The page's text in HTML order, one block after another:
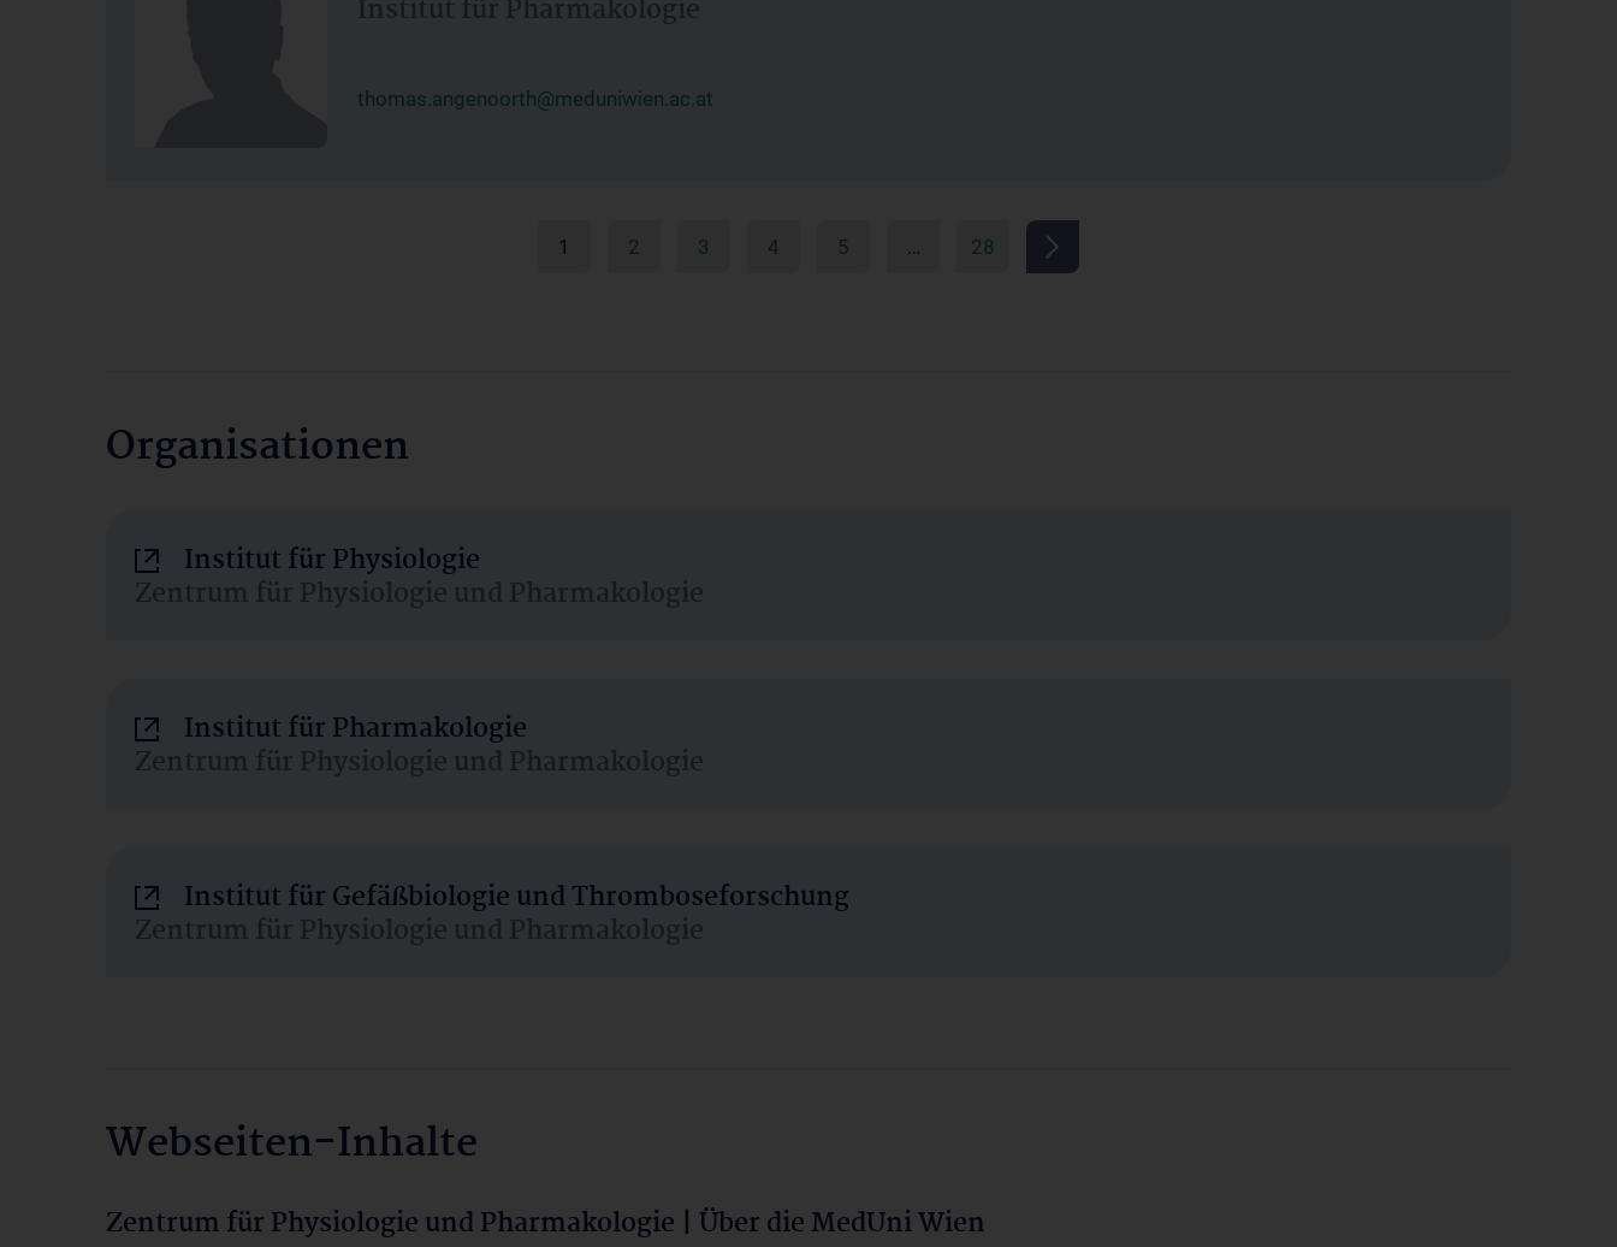
Institut für Pharmakologie
thomas.angenoorth@meduniwien.ac.at
1 2 3 4 5 … 28
Organisationen
Institut für Physiologie
Zentrum für Physiologie und Pharmakologie
Institut für Pharmakologie
Zentrum für Physiologie und Pharmakologie
Institut für Gefäßbiologie und Thromboseforschung
Zentrum für Physiologie und Pharmakologie
Webseiten-Inhalte
Zentrum für Physiologie und Pharmakologie | Über die MedUni Wien